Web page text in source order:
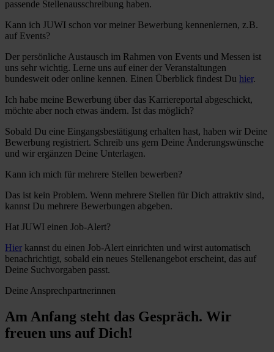
passende Stellenausschreibung haben.
Kann ich JUWI schon vor meiner Bewerbung kennenlernen, z.B.
auf Events?
Der persönliche Austausch im Rahmen von Events und Messen ist
uns sehr wichtig. Lerne uns auf einer der Veranstaltungen
bundesweit oder online kennen. Einen Überblick findest Du hier.
Ich habe meine Bewerbung über das Karriereportal abgeschickt,
möchte aber noch etwas ändern. Ist das möglich?
Sobald Du eine Eingangsbestätigung erhalten hast, haben wir Deine
Bewerbung registriert. Schreib uns gern Deine Änderungswünsche
und wir ergänzen Deine Unterlagen.
Kann ich mich für mehrere Stellen bewerben?
Das ist kein Problem. Wenn mehrere Stellen für Dich attraktiv sind,
kannst Du mehrere Bewerbungen abgeben.
Hat JUWI einen Job-Alert?
Hier kannst du einen Job-Alert einrichten und wirst automatisch
benachrichtigt, sobald ein neues Stellenangebot erscheint, das auf
Deine Suchvorgaben passt.
Deine Ansprechpartnerinnen
Am Anfang steht das Gespräch. Wir
freuen uns auf Dich!